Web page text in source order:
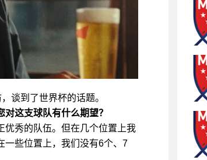
谈到了世界杯的话题。
这支球队有什么期望？
优秀的队伍。但在几个位置上我
一些位置上，我们没有6个、7